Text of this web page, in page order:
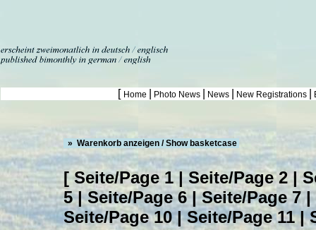
[ Home Photo News News New Registrations
» Warenkorb anzeigen / Show basketcase
[Seite/Page 1|Seite/Page 2|
5|Seite/Page 6|Seite/Page 7|
Seite/Page 10|Seite/Page 11|